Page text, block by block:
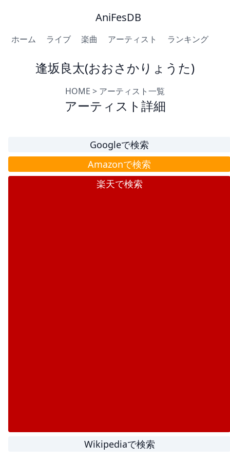
AniFesDB
ホーム ライブ 楽曲 アーティスト ランキング
逢坂良太(おおさかりょうた)
HOME > アーティスト一覧
アーティスト詳細
Googleで検索
Amazonで検索
楽天で検索
Wikipediaで検索